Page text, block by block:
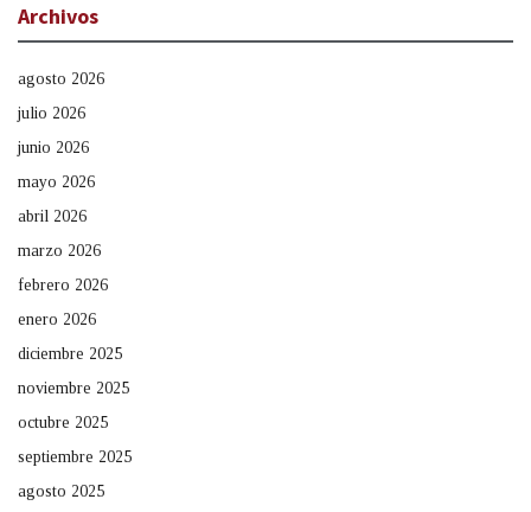
Archivos
agosto 2026
julio 2026
junio 2026
mayo 2026
abril 2026
marzo 2026
febrero 2026
enero 2026
diciembre 2025
noviembre 2025
octubre 2025
septiembre 2025
agosto 2025